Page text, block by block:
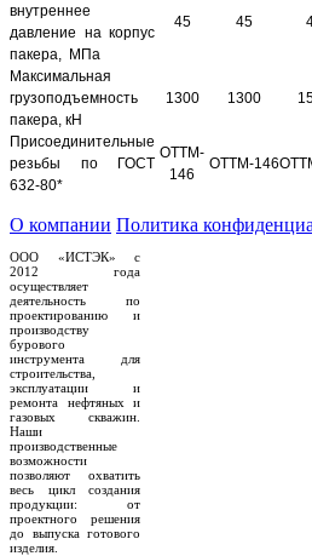
внутреннее
давление на корпус
пакера, МПа
45 45
Максимальная
грузоподъемность
пакера, кН
1300 1300
Присоединительные
резьбы по ГОСТ
632-80*
ОТТМ-
146
ОТТМ-146
О компании Политика
ООО «ИСТЭК» с
2012 года
осуществляет
деятельность по
проектированию и
производству
бурового
инструмента для
строительства,
эксплуатации и
ремонта нефтяных и
газовых скважин.
Наши
производственные
возможности
позволяют охватить
весь цикл создания
продукции: от
проектного решения
до выпуска готового
изделия.